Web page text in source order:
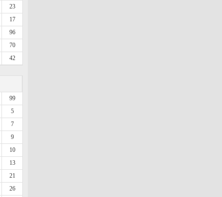
23
17
96
70
42
99
5
7
9
10
13
21
26